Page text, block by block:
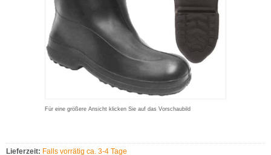
Für eine größere Ansicht klicken Sie auf das Vorschaubild
Lieferzeit: Falls vorrätig ca. 3-4 Tage